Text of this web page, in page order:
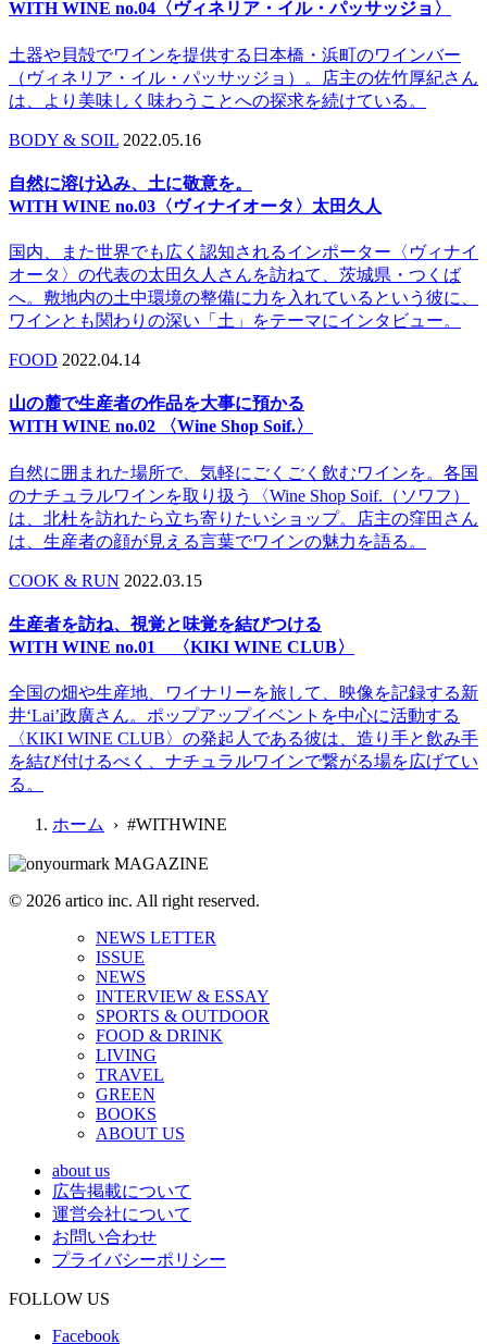
WITH WINE no.04〈ヴィネリア・イル・パッサッジョ〉
土器や貝殻でワインを提供する日本橋・浜町のワインバー
（ヴィネリア・イル・パッサッジョ）。店主の佐竹厚紀さん
は、より美味しく味わうことへの探求を続けている。
BODY & SOIL 2022.05.16
自然に溶け込み、土に敬意を。
WITH WINE no.03〈ヴィナイオータ〉太田久人
国内、また世界でも広く認知されるインポーター〈ヴィナイ
オータ〉の代表の太田久人さんを訪ねて、茨城県・つくば
へ。敷地内の土中環境の整備に力を入れているという彼に、
ワインとも関わりの深い「土」をテーマにインタビュー。
FOOD 2022.04.14
山の麓で生産者の作品を大事に預かる
WITH WINE no.02 〈Wine Shop Soif.〉
自然に囲まれた場所で、気軽にごくごく飲むワインを。各国
のナチュラルワインを取り扱う〈Wine Shop Soif.（ソワフ）
は、北杜を訪れたら立ち寄りたいショップ。店主の窪田さん
は、生産者の顔が見える言葉でワインの魅力を語る。
COOK & RUN 2022.03.15
生産者を訪ね、視覚と味覚を結びつける
WITH WINE no.01 〈KIKI WINE CLUB〉
全国の畑や生産地、ワイナリーを旅して、映像を記録する新
井‘Lai’政廣さん。ポップアップイベントを中心に活動する
〈KIKI WINE CLUB〉の発起人である彼は、造り手と飲み手
を結び付けるべく、ナチュラルワインで繋がる場を広げてい
る。
ホーム › #WITHWINE
© 2026 artico inc. All right reserved.
NEWS LETTER
ISSUE
NEWS
INTERVIEW & ESSAY
SPORTS & OUTDOOR
FOOD & DRINK
LIVING
TRAVEL
GREEN
BOOKS
ABOUT US
about us
広告掲載について
運営会社について
お問い合わせ
プライバシーポリシー
FOLLOW US
Facebook